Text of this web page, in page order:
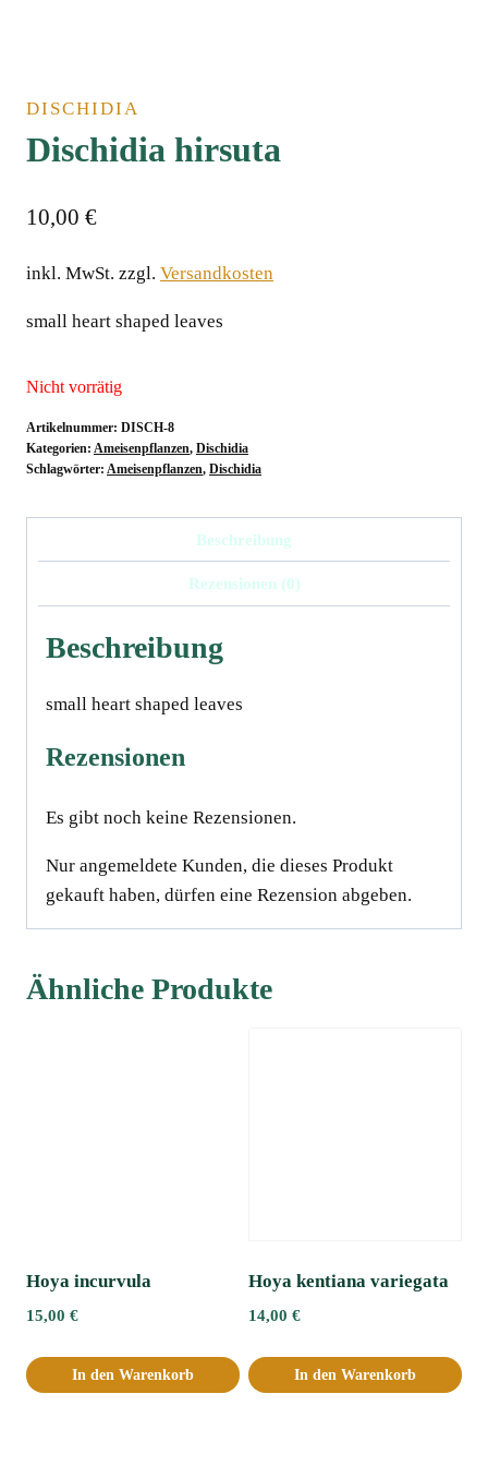
DISCHIDIA
Dischidia hirsuta
10,00 €
inkl. MwSt. zzgl. Versandkosten
small heart shaped leaves
Nicht vorrätig
Artikelnummer: DISCH-8
Kategorien: Ameisenpflanzen, Dischidia
Schlagwörter: Ameisenpflanzen, Dischidia
Beschreibung
Rezensionen (0)
Beschreibung
small heart shaped leaves
Rezensionen
Es gibt noch keine Rezensionen.
Nur angemeldete Kunden, die dieses Produkt
gekauft haben, dürfen eine Rezension abgeben.
Ähnliche Produkte
Hoya incurvula
15,00 €
In den Warenkorb
Hoya kentiana variegata
14,00 €
In den Warenkorb